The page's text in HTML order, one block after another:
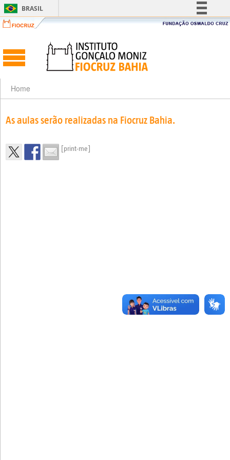
BRASIL
Simplifique!
Acesso à informação
Canais
Home
As aulas serão realizadas na Fiocruz Bahia.
[print-me]